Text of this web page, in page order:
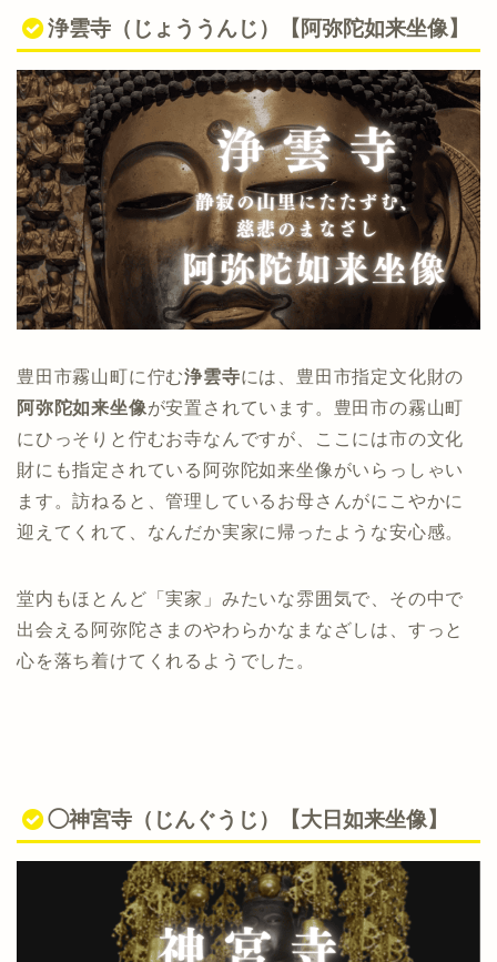
浄雲寺（じょううんじ）【阿弥陀如来坐像】
豊田市霧山町に佇む浄雲寺には、豊田市指定文化財の
阿弥陀如来坐像が安置されています。豊田市の霧山町
にひっそりと佇むお寺なんですが、ここには市の文化
財にも指定されている阿弥陀如来坐像がいらっしゃい
ます。訪ねると、管理しているお母さんがにこやかに
迎えてくれて、なんだか実家に帰ったような安心感。
堂内もほとんど「実家」みたいな雰囲気で、その中で
出会える阿弥陀さまのやわらかなまなざしは、すっと
心を落ち着けてくれるようでした。
◯神宮寺（じんぐうじ）【大日如来坐像】